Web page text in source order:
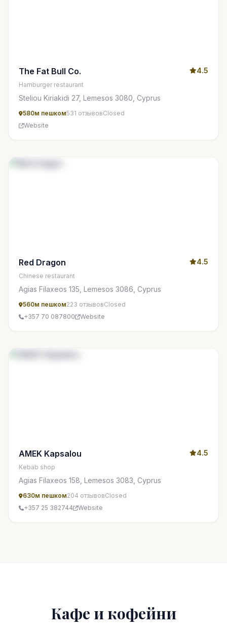
The Fat Bull Co. 4.5
Hamburger restaurant
Steliou Kiriakidi 27, Lemesos 3080, Cyprus
580м пешком531 отзывовClosed
Website
Red Dragon 4.5
Chinese restaurant
Agias Filaxeos 135, Lemesos 3086, Cyprus
560м пешком223 отзывовClosed
+357 70 087800
Website
AMEK Kapsalou 4.5
Kebab shop
Agias Filaxeos 158, Lemesos 3083, Cyprus
630м пешком204 отзывовClosed
+357 25 382744
Website
Кафе и кофейни